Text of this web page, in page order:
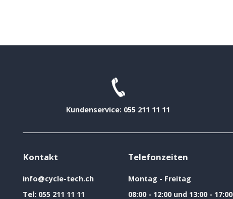
Kundenservice: 055 211 11 11
Kontakt
info@cycle-tech.ch
Tel: 055 211 11 11
Telefonzeiten
Montag - Freitag
08:00 - 12:00 und 13:00 - 17:00